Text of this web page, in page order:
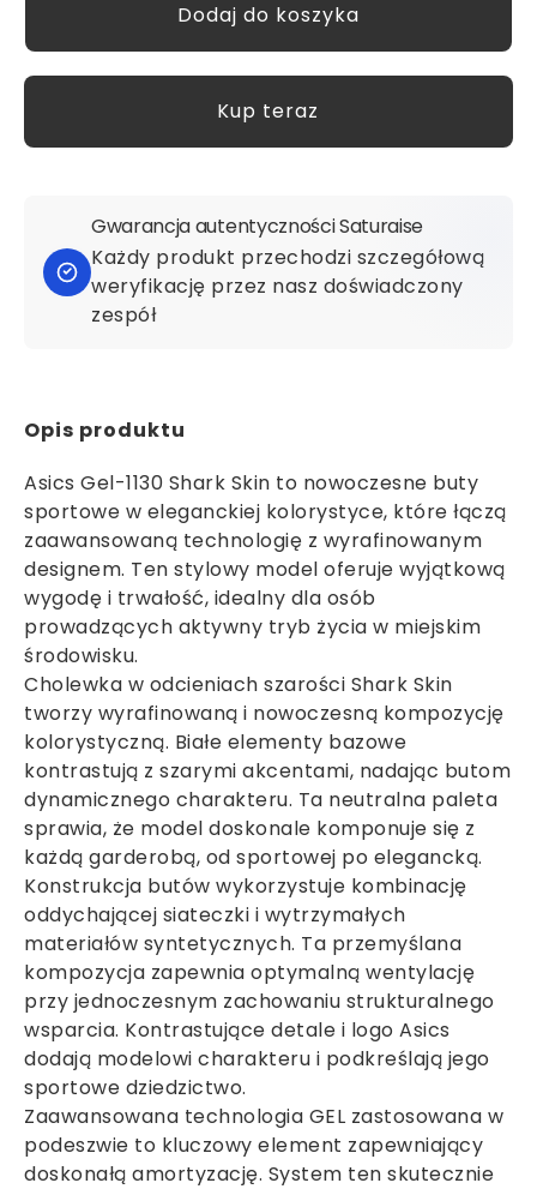
Kup teraz
Gwarancja autentyczności Saturaise
Każdy produkt przechodzi szczegółową
weryfikację przez nasz doświadczony
zespół
Opis produktu
Asics Gel-1130 Shark Skin to nowoczesne buty
sportowe w eleganckiej kolorystyce, które łączą
zaawansowaną technologię z wyrafinowanym
designem. Ten stylowy model oferuje wyjątkową
wygodę i trwałość, idealny dla osób
prowadzących aktywny tryb życia w miejskim
środowisku.
Cholewka w odcieniach szarości Shark Skin
tworzy wyrafinowaną i nowoczesną kompozycję
kolorystyczną. Białe elementy bazowe
kontrastują z szarymi akcentami, nadając butom
dynamicznego charakteru. Ta neutralna paleta
sprawia, że model doskonale komponuje się z
każdą garderobą, od sportowej po elegancką.
Konstrukcja butów wykorzystuje kombinację
oddychającej siateczki i wytrzymałych
materiałów syntetycznych. Ta przemyślana
kompozycja zapewnia optymalną wentylację
przy jednoczesnym zachowaniu strukturalnego
wsparcia. Kontrastujące detale i logo Asics
dodają modelowi charakteru i podkreślają jego
sportowe dziedzictwo.
Zaawansowana technologia GEL zastosowana w
podeszwie to kluczowy element zapewniający
doskonałą amortyzację. System ten skutecznie